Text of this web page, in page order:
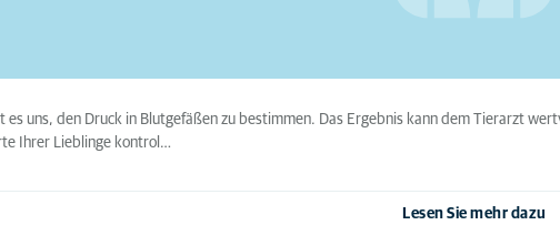
es uns, den Druck in Blutgefäßen zu bestimmen. Das Ergebnis kann dem Tierarzt
Ihrer Lieblinge kontrol…
Lesen Sie mehr dazu